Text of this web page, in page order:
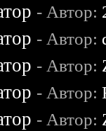
- Автор:
- Автор:
- Автор:
- Автор:
- Автор: